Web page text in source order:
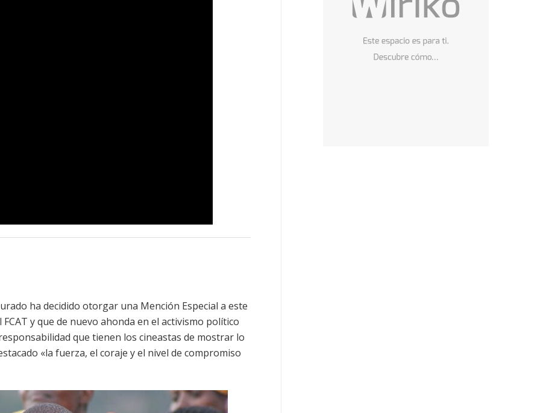
ha decidido otorgar una Mención Especial a este
y que de nuevo ahonda en el activismo político
que tienen los cineastas de mostrar lo
«la fuerza, el coraje y el nivel de compromiso